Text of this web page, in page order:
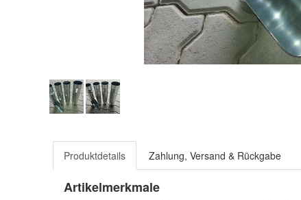
Produktdetails Zahlung, Versand & Rückgabe
Artikelmerkmale